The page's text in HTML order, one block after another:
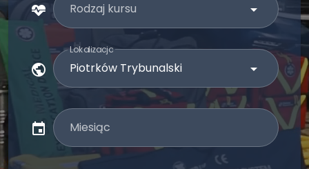
Rodzaj kursu
Lokalizacja
Miesiąc